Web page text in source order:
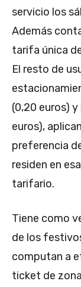
servicio los
Además
tarifa única
El resto de
(0,20 euros)
euros),
preferencia
residen en
tarifario.
Tiene como
de los
computan a
ticket de